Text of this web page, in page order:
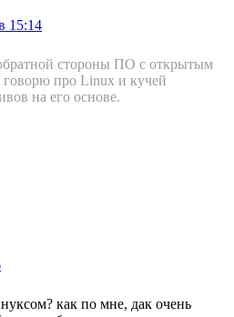
15:14
стороны ПО с открытым
про Linux и кучей
на его основе.
как по мне, дак очень